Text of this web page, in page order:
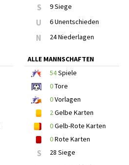
S 9 Siege
U 6 Unentschieden
N 24 Niederlagen
ALLE MANNSCHAFTEN
54Spiele
0Tore
0Vorlagen
2Gelbe Karten
0Gelb-Rote Karten
0Rote Karten
S 28 Siege